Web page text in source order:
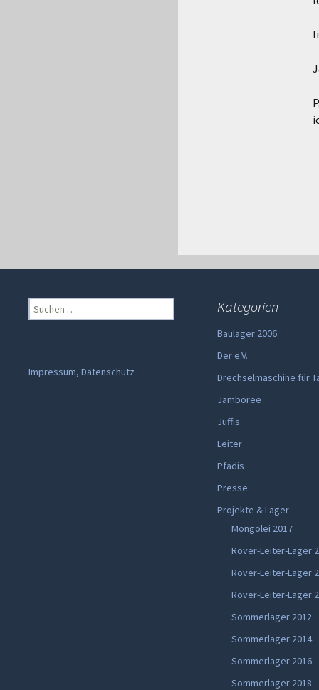
Suchen
nach:
Kategorien
Baulager 2006
Der e.V.
Drechselmaschine für
Jamboree
Juffis
Leiter
Pfadis
Presse
Projekte & Lager
Mongolei 2017
Rover-Leiter-Lager
Rover-Leiter-Lager
Rover-Leiter-Lager
Sommerlager 2012
Sommerlager 2014
Sommerlager 2016
Sommerlager 2018
Impressum, Datenschutz